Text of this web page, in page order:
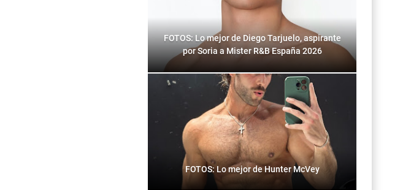
FOTOS: Lo mejor de Diego Tarjuelo, aspirante
por Soria a Mister R&B España 2026
FOTOS: Lo mejor de Hunter McVey